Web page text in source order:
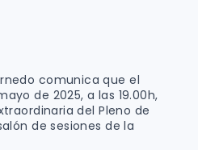
comunica que el
de 2025, a las 19.00h,
del Pleno de
de sesiones de la